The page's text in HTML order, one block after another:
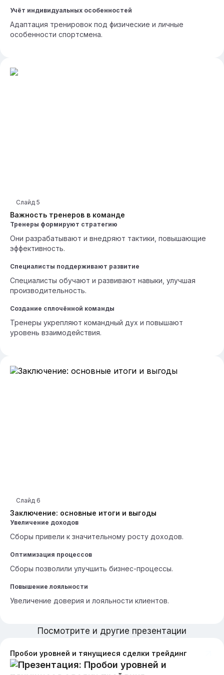
Учёт индивидуальных особенностей
Адаптация тренировок под физические и личные
особенности спортсмена.
Важность тренеров в команде
Слайд 5
Тренеры формируют стратегию
Они разрабатывают и внедряют тактики, повышающие
эффективность.
Специалисты поддерживают развитие
Специалисты обучают и развивают навыки, улучшая
производительность.
Создание сплочённой команды
Тренеры укрепляют командный дух и повышают
уровень взаимодействия.
Заключение: основные итоги и выгоды
Слайд 6
Увеличение доходов
Сборы привели к значительному росту доходов.
Оптимизация процессов
Сборы позволили улучшить бизнес-процессы.
Повышение лояльности
Увеличение доверия и лояльности клиентов.
Посмотрите и другие презентации
Пробои уровней и тянущиеся сделки трейдинг